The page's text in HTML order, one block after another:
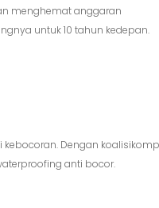
menghemat anggaran
untuk 10 tahun kedepan.
Dengan
anti bocor.